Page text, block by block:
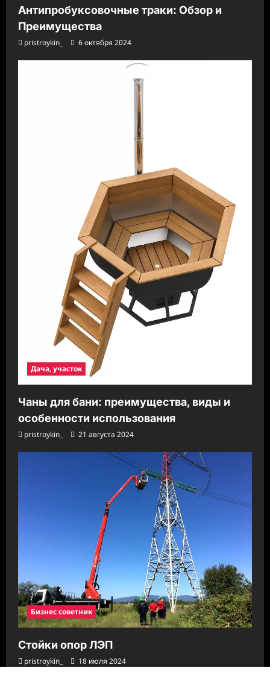
Антипробуксовочные траки: Обзор и
Преимущества
pristroykin_ 6 октября 2024
Дача, участок
Чаны для бани: преимущества, виды и
особенности использования
pristroykin_ 21 августа 2024
Бизнес советник
Стойки опор ЛЭП
pristroykin_ 18 июля 2024